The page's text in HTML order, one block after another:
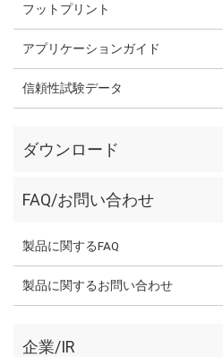
フットプリント
アプリケーションガイド
信頼性試験データ
ダウンロード
FAQ/お問い合わせ
製品に関するFAQ
製品に関するお問い合わせ
企業/IR